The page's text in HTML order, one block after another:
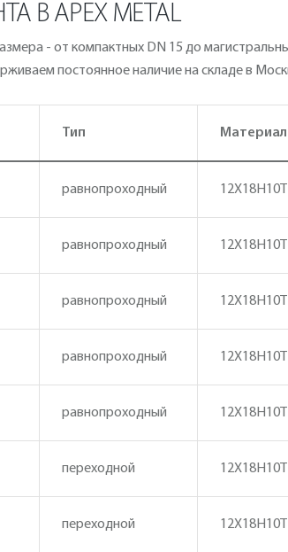
В APEX METAL
- от компактных DN 15 до
постоянное наличие на складе в
Тип Материал
равнопроходный 12Х18Н10Т
равнопроходный 12Х18Н10Т
равнопроходный 12Х18Н10Т
равнопроходный 12Х18Н10Т
равнопроходный 12Х18Н10Т
переходной 12Х18Н10Т
переходной 12Х18Н10Т